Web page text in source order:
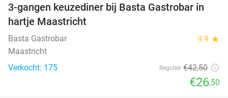
38%
3-gangen keuzediner bij Basta Gastrobar in
hartje Maastricht
Basta Gastrobar 9.9 star
Maastricht
Verkocht: 175
Regulier €42,50
€26,50